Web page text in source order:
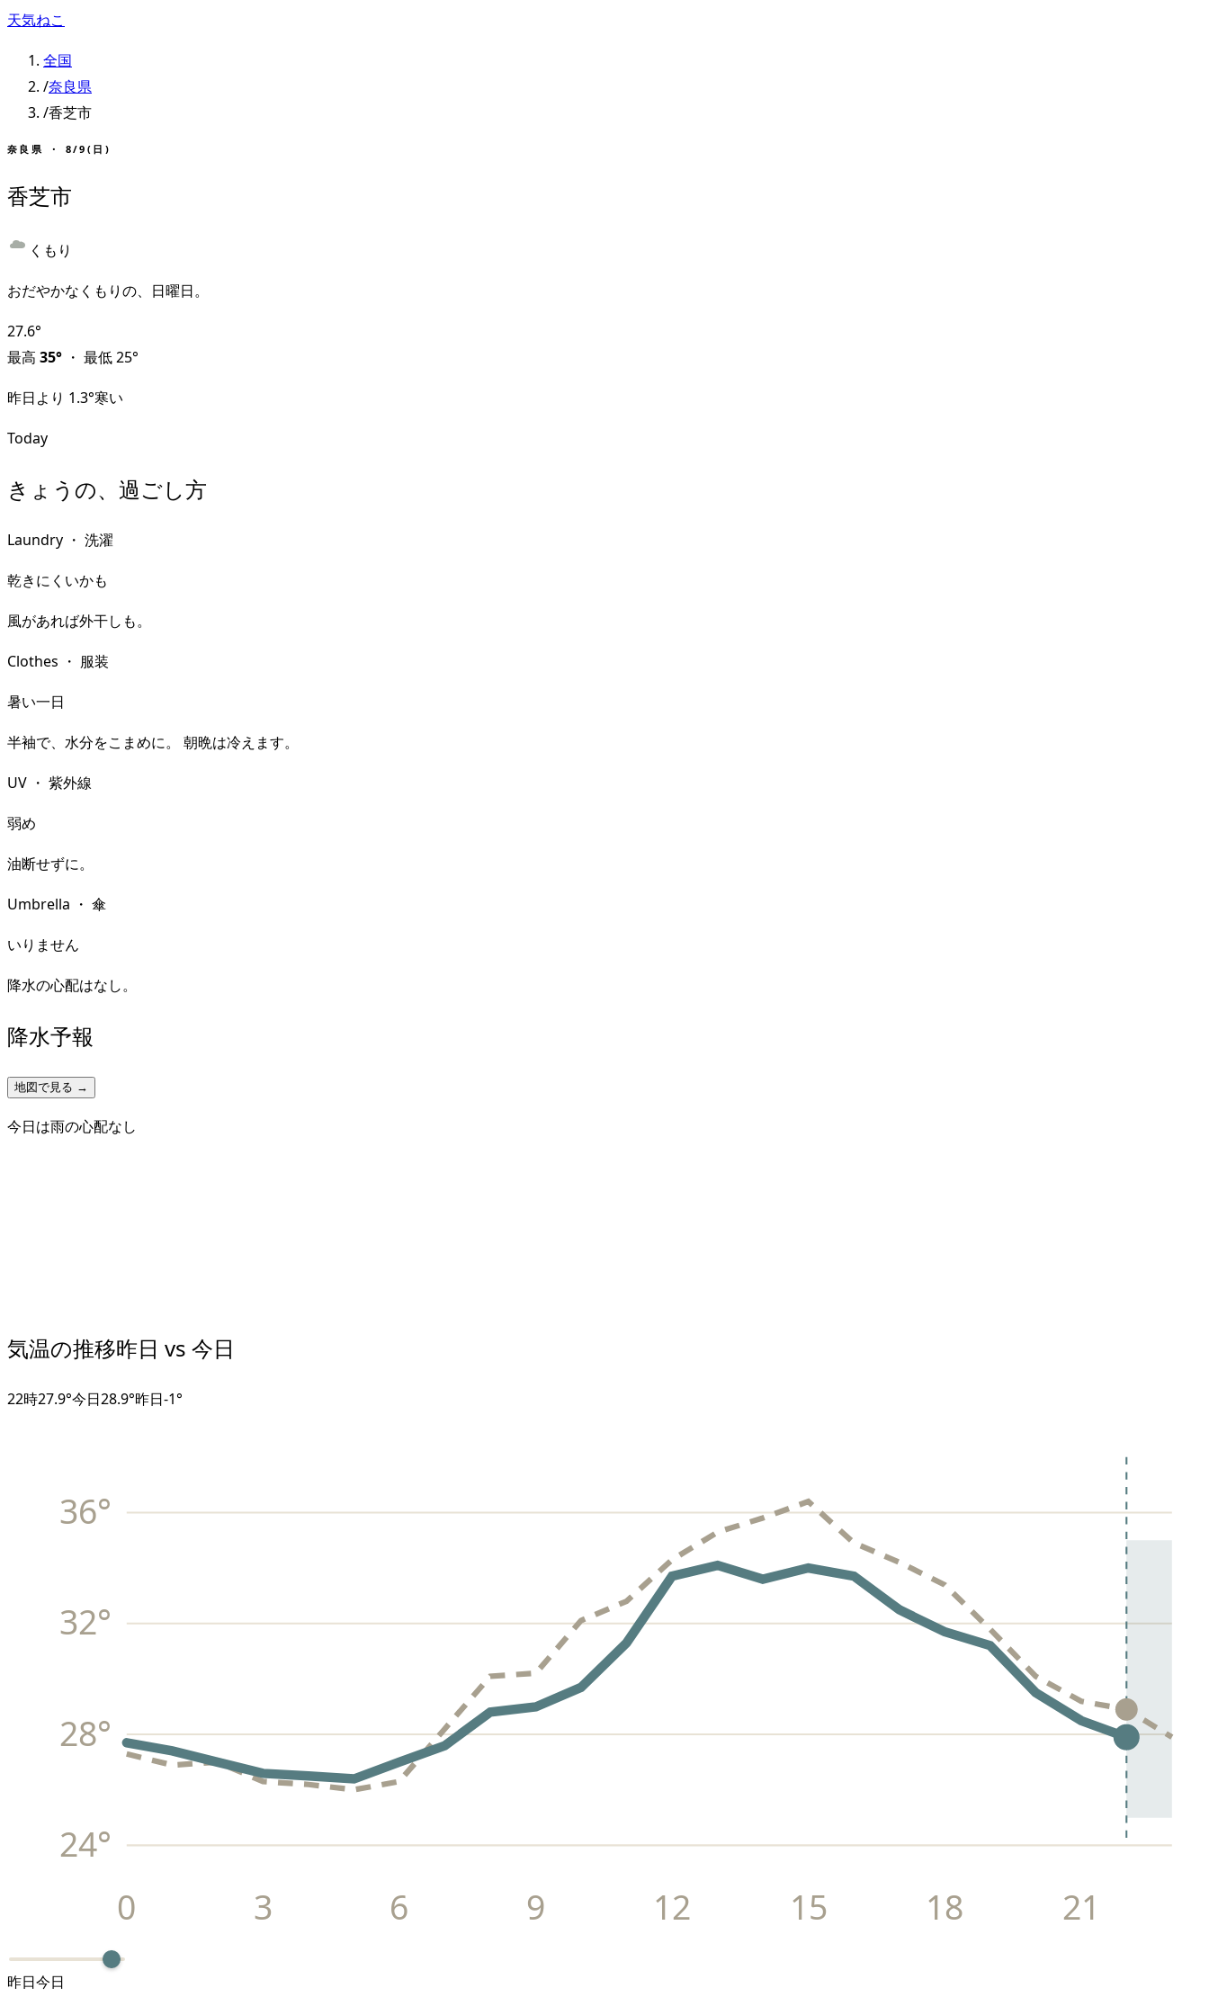
天気ねこ
全国
/奈良県
/香芝市
奈良県 ・ 8/9(日)
香芝市
くもり
おだやかなくもりの、日曜日。
27.6°
最高 35° ・ 最低25°
昨日より 1.3°寒い
Today
きょうの、過ごし方
Laundry ・ 洗濯
乾きにくいかも
風があれば外干しも。
Clothes ・ 服装
暑い一日
半袖で、水分をこまめに。 朝晩は冷えます。
UV ・ 紫外線
弱め
油断せずに。
Umbrella ・ 傘
いりません
降水の心配はなし。
降水予報
地図で見る →
今日は雨の心配なし
気温の推移昨日 vs 今日
22時27.9°今日28.9°昨日-1°
24°
28°
32°
36°
0 3 6 9 12 15 18 21
昨日今日